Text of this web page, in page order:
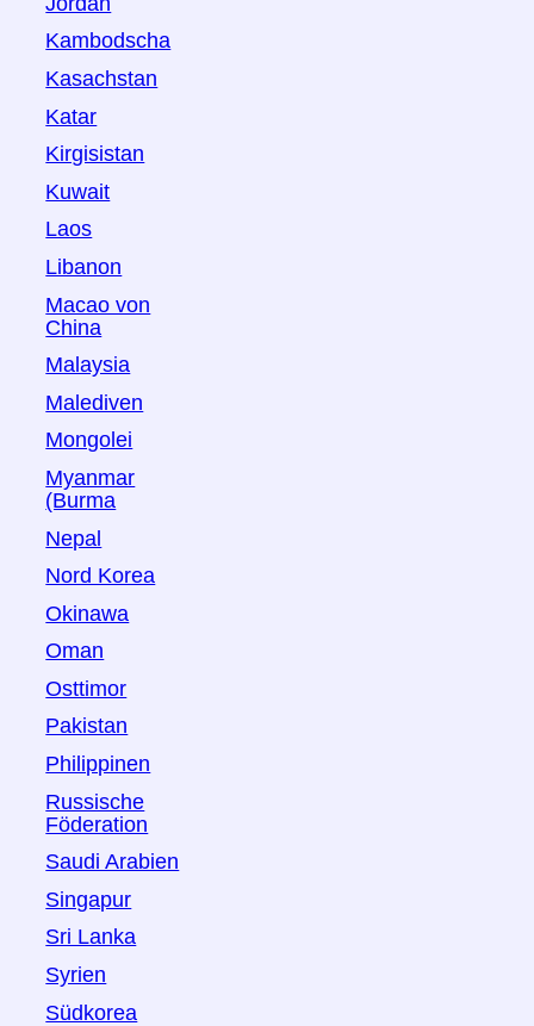
Kambodscha
Kasachstan
Katar
Kirgisistan
Kuwait
Laos
Libanon
Macao von
China
Malaysia
Malediven
Mongolei
Myanmar
(Burma
Nepal
Nord Korea
Okinawa
Oman
Osttimor
Pakistan
Philippinen
Russische
Föderation
Saudi Arabien
Singapur
Sri Lanka
Syrien
Südkorea